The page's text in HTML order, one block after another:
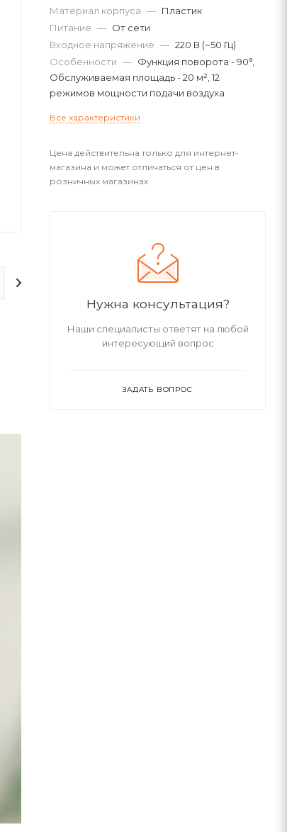
Материал корпуса — Пластик
Питание — От сети
Входное напряжение — 220 В (~50 Гц)
Особенности — Функция поворота - 90°,
Обслуживаемая площадь - 20 м², 12
режимов мощности подачи воздуха
Все характеристики
Цена действительна только для интернет-
магазина и может отличаться от цен в
розничных магазинах
Нужна консультация?
Наши специалисты ответят на любой
интересующий вопрос
ЗАДАТЬ ВОПРОС